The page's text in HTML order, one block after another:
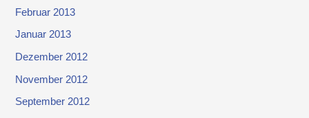
Februar 2013
Januar 2013
Dezember 2012
November 2012
September 2012